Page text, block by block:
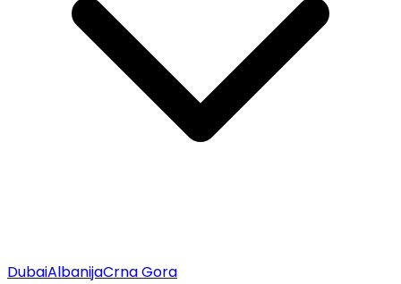
DubaiAlbanijaCrna Gora